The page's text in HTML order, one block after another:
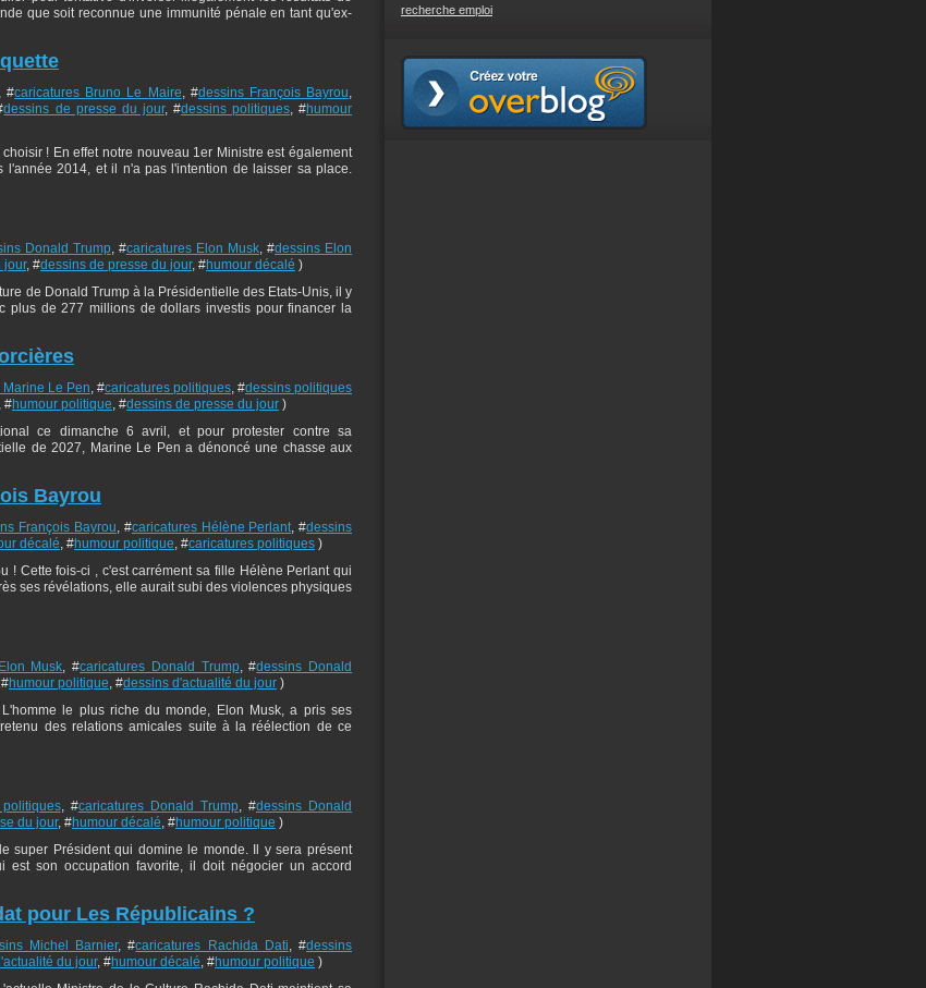
que soit reconnue une immunité pénale en tant qu'ex-
, #caricatures Bruno Le Maire, #dessins François Bayrou,
dessins de presse du jour, #dessins politiques, #humour
! En effet notre nouveau 1er Ministre est également
l'année 2014, et il n'a pas l'intention de laisser sa place.
Donald Trump, #caricatures Elon Musk, #dessins Elon
jour, #dessins de presse du jour, #humour décalé )
de Donald Trump à la Présidentielle des Etats-Unis, il y
plus de 277 millions de dollars investis pour financer la
Le Pen, #caricatures politiques, #dessins politiques
, #humour politique, #dessins de presse du jour )
ce dimanche 6 avril, et pour protester contre sa
de 2027, Marine Le Pen a dénoncé une chasse aux
Bayrou
François Bayrou, #caricatures Hélène Perlant, #dessins
décalé, #humour politique, #caricatures politiques )
! Cette fois-ci , c'est carrément sa fille Hélène Perlant qui
ses révélations, elle aurait subi des violences physiques
Musk, #caricatures Donald Trump, #dessins Donald
#humour politique, #dessins d'actualité du jour )
le plus riche du monde, Elon Musk, a pris ses
des relations amicales suite à la réélection de ce
, #caricatures Donald Trump, #dessins Donald
du jour, #humour décalé, #humour politique )
super Président qui domine le monde. Il y sera présent
son occupation favorite, il doit négocier un accord
pour Les Républicains ?
Michel Barnier, #caricatures Rachida Dati, #dessins
du jour, #humour décalé, #humour politique )
recherche emploi